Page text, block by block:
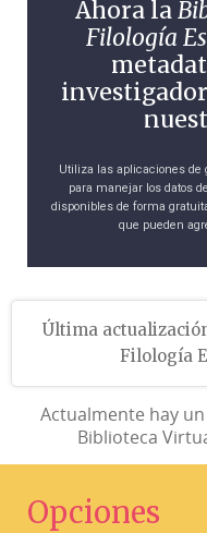
Ahora la
Filología
Utiliza las aplicaciones de
para manejar los datos
disponibles de forma
que pueden
Última
Filología
Actualmente hay
Biblioteca
Opciones